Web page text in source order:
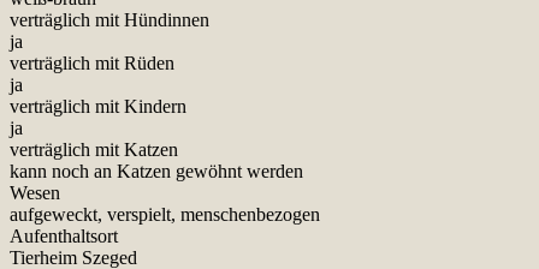
verträglich mit Hündinnen
ja
verträglich mit Rüden
ja
verträglich mit Kindern
ja
verträglich mit Katzen
kann noch an Katzen gewöhnt werden
Wesen
aufgeweckt, verspielt, menschenbezogen
Aufenthaltsort
Tierheim Szeged